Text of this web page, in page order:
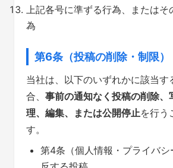
上記各号に準ずる行為、またはそ
為
第6条（投稿の削除・制限）
当社は、以下のいずれかに該当す
合、 事前の通知なく投稿の削除、
理、編集、または公開停止を行う
す。
第4条（個人情報・プライバシ